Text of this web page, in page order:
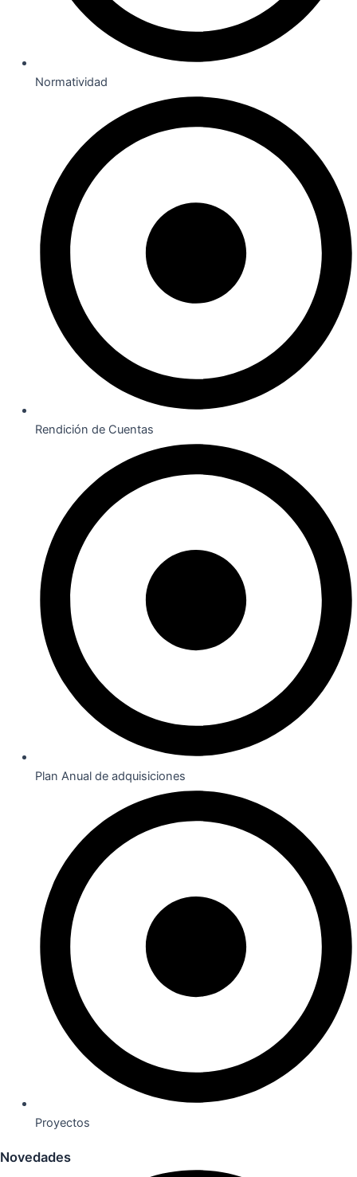
Normatividad
Rendición de Cuentas
Plan Anual de adquisiciones
Proyectos
Novedades